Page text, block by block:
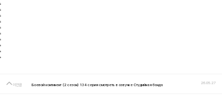
.
.
.
.
.
.
.
.
.
.
이전글 Боевой континент (2 сезон) 134 серия смотреть в озвучке Студийная банда 26.05.27